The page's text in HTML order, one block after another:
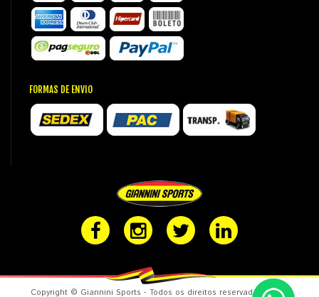
FORMAS DE ENVIO
Copyright © Giannini Sports - Todos os direitos reservados. CNPJ: